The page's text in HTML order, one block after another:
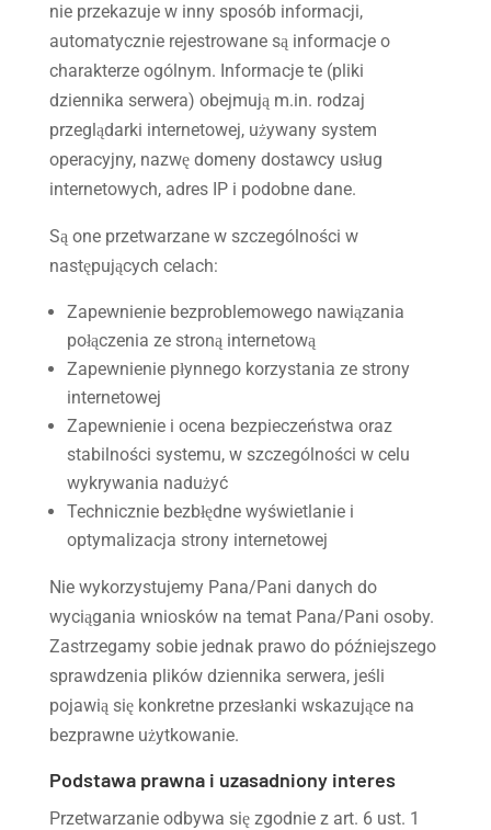
nie przekazuje w inny sposób informacji,
automatycznie rejestrowane są informacje o
charakterze ogólnym. Informacje te (pliki
dziennika serwera) obejmują m.in. rodzaj
przeglądarki internetowej, używany system
operacyjny, nazwę domeny dostawcy usług
internetowych, adres IP i podobne dane.
Są one przetwarzane w szczególności w
następujących celach:
Zapewnienie bezproblemowego nawiązania
połączenia ze stroną internetową
Zapewnienie płynnego korzystania ze strony
internetowej
Zapewnienie i ocena bezpieczeństwa oraz
stabilności systemu, w szczególności w celu
wykrywania nadużyć
Technicznie bezbłędne wyświetlanie i
optymalizacja strony internetowej
Nie wykorzystujemy Pana/Pani danych do
wyciągania wniosków na temat Pana/Pani osoby.
Zastrzegamy sobie jednak prawo do późniejszego
sprawdzenia plików dziennika serwera, jeśli
pojawią się konkretne przesłanki wskazujące na
bezprawne użytkowanie.
Podstawa prawna i uzasadniony interes
Przetwarzanie odbywa się zgodnie z art. 6 ust. 1